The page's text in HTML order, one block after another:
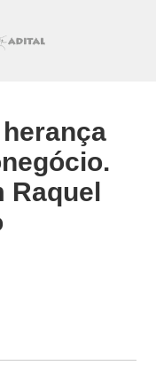
Raquel